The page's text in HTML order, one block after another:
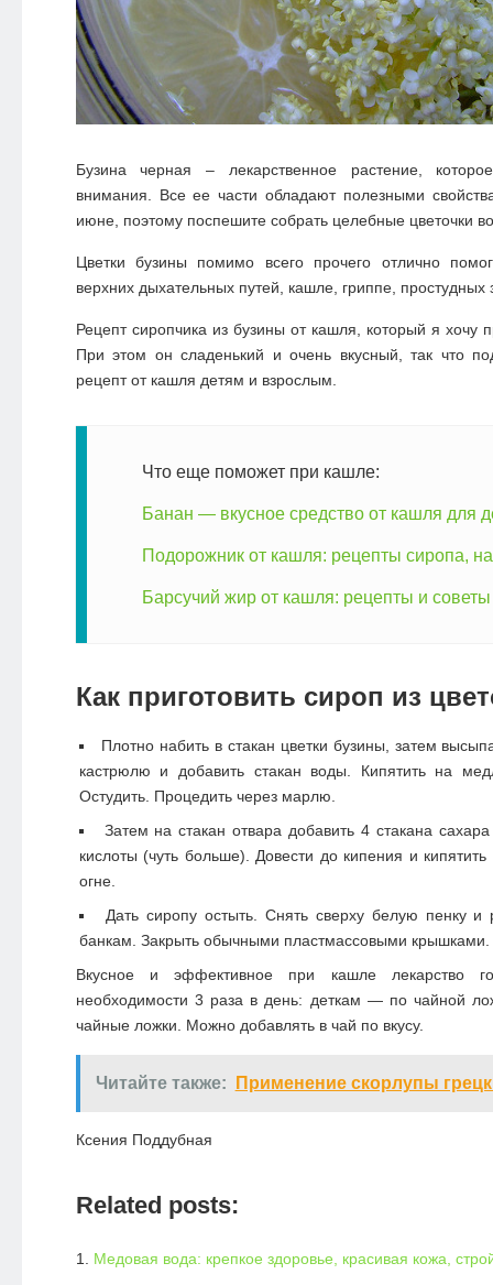
Бузина черная – лекарственное растение,
внимания. Все ее части обладают полезными
июне, поэтому поспешите собрать целебные цветочки
Цветки бузины помимо всего прочего отлично
верхних дыхательных путей, кашле, гриппе, простудных
Рецепт сиропчика из бузины от кашля, который я хочу
При этом он сладенький и очень вкусный, так что
рецепт от кашля детям и взрослым.
Что еще поможет при кашле:
Банан — вкусное средство от кашля для
Подорожник от кашля: рецепты сиропа,
Барсучий жир от кашля: рецепты и советы
Как приготовить сироп из
Плотно набить в стакан цветки бузины, затем
кастрюлю и добавить стакан воды. Кипятить на
Остудить. Процедить через марлю.
Затем на стакан отвара добавить 4 стакана
кислоты (чуть больше). Довести до кипения и
огне.
Дать сиропу остыть. Снять сверху белую пенку и
банкам. Закрыть обычными пластмассовыми крышками.
Вкусное и эффективное при кашле лекарство
необходимости 3 раза в день: деткам — по чайной
чайные ложки. Можно добавлять в чай по вкусу.
Читайте также: Применение скорлупы
Ксения Поддубная
Related posts:
Медовая вода: крепкое здоровье, красивая кожа,